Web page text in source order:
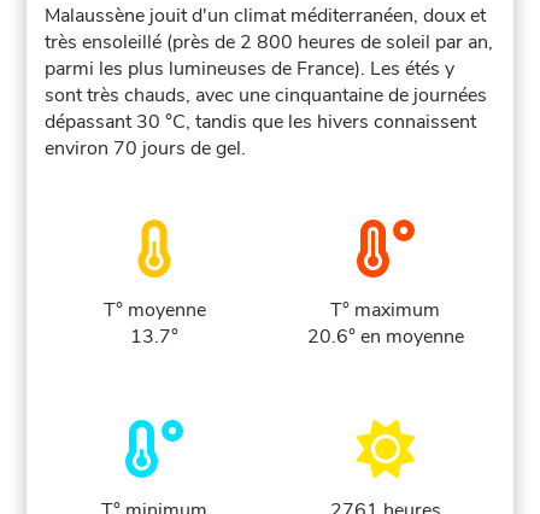
Malaussène jouit d'un climat méditerranéen, doux et
très ensoleillé (près de 2 800 heures de soleil par an,
parmi les plus lumineuses de France). Les étés y
sont très chauds, avec une cinquantaine de journées
dépassant 30 °C, tandis que les hivers connaissent
environ 70 jours de gel.
T° moyenne
13.7°
T° maximum
20.6° en moyenne